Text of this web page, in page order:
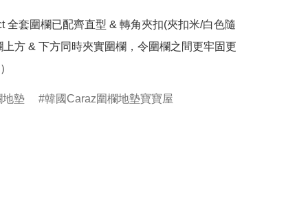
全套圍欄已配齊直型 & 轉角夾扣(夾扣米/白色隨
上方 & 下方同時夾實圍欄，令圍欄之間更牢固更
地墊 韓國Caraz圍欄地墊寶寶屋